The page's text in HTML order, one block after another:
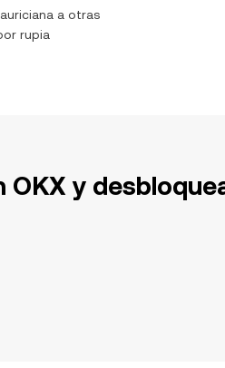
a otras
rupia
OKX y